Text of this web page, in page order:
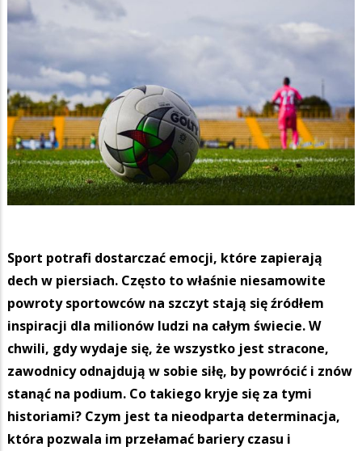
Sport potrafi dostarczać emocji, które zapierają
dech w piersiach. Często to właśnie niesamowite
powroty sportowców na szczyt stają się źródłem
inspiracji dla milionów ludzi na całym świecie. W
chwili, gdy wydaje się, że wszystko jest stracone,
zawodnicy odnajdują w sobie siłę, by powrócić i znów
stanąć na podium. Co takiego kryje się za tymi
historiami? Czym jest ta nieodparta determinacja,
która pozwala im przełamać bariery czasu i